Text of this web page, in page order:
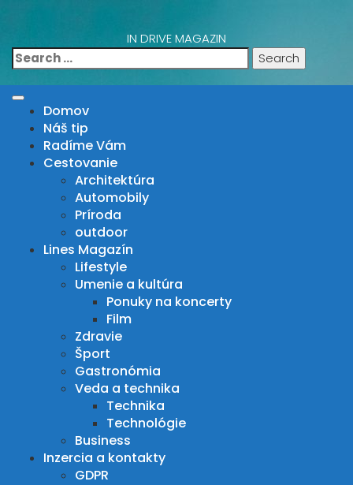
IN DRIVE MAGAZIN
Search
for:
Domov
Náš tip
Radíme Vám
Cestovanie
Architektúra
Automobily
Príroda
outdoor
Lines Magazín
Lifestyle
Umenie a kultúra
Ponuky na koncerty
Film
Zdravie
Šport
Gastronómia
Veda a technika
Technika
Technológie
Business
Inzercia a kontakty
GDPR